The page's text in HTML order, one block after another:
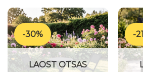
-30%
LAOST OTSAS
-